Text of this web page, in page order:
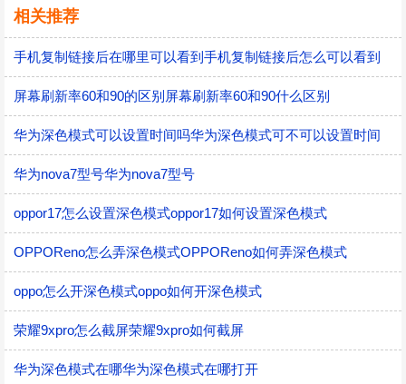
相关推荐
手机复制链接后在哪里可以看到手机复制链接后怎么可以看到
屏幕刷新率60和90的区别屏幕刷新率60和90什么区别
华为深色模式可以设置时间吗华为深色模式可不可以设置时间
华为nova7型号华为nova7型号
oppor17怎么设置深色模式oppor17如何设置深色模式
OPPOReno怎么弄深色模式OPPOReno如何弄深色模式
oppo怎么开深色模式oppo如何开深色模式
荣耀9xpro怎么截屏荣耀9xpro如何截屏
华为深色模式在哪华为深色模式在哪打开